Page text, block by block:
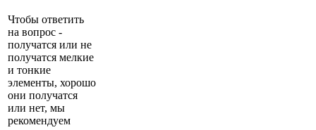
Чтобы ответить
на вопрос -
получатся или не
получатся мелкие
и тонкие
элементы, хорошо
они получатся
или нет, мы
рекомендуем